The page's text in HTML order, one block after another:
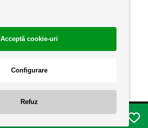
Acceptă cookie-uri
Configurare
Refuz